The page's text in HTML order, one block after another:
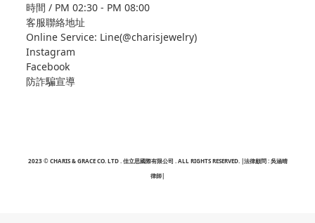
時間 / PM 02:30 - PM 08:00
客服聯絡地址
Online Service: Line(@charisjewelry)
Instagram
Facebook
防詐騙宣導
2023 © CHARIS & GRACE CO. LTD . 佳立思國際有限公司 . ALL RIGHTS RESERVED. |法律顧問 : 吳涵晴
律師|